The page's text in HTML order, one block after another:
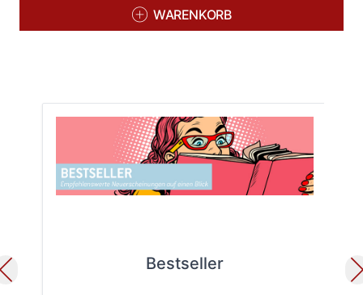
WARENKORB
Bestseller